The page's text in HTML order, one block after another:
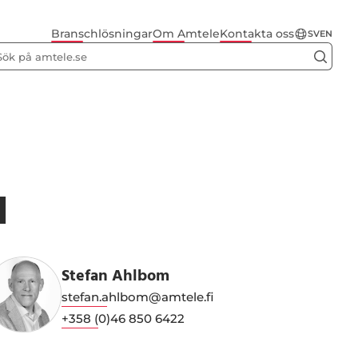
BranschlösningarOm AmteleKontakta oss SVEN
Stefan Ahlbom
stefan.ahlbom@amtele.fi
+358 (0)46 850 6422